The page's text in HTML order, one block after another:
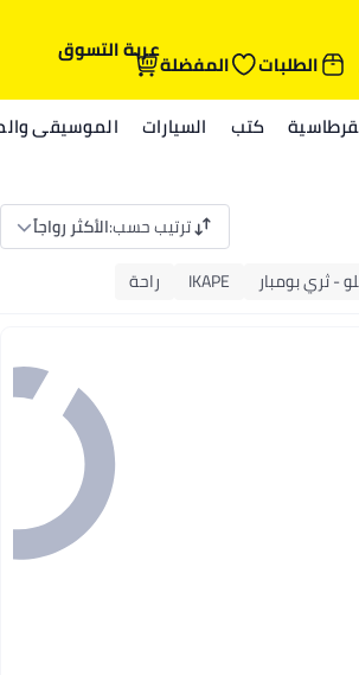
الطلبات المفضلةعربة التسوق
كتب السيارات الموسيقى
ترتيب حسب:الأكثر رواجاً
- ثري بومبار IKAPE راحة